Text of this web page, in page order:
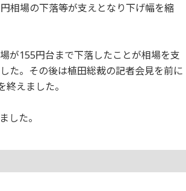
相場の下落等が支えとなり下げ幅を縮
が155円台まで下落したことが相場を支
た。その後は植田総裁の記者会見を前に
えました。
した。